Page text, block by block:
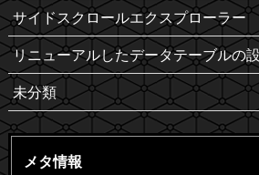
サイドスクロールエクスプローラー
リニューアルしたデータテーブルの
未分類
メタ情報